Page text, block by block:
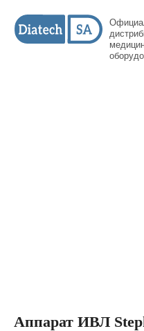
Официальный
дистрибьютор
медицинского
оборудования
Аппарат ИВЛ